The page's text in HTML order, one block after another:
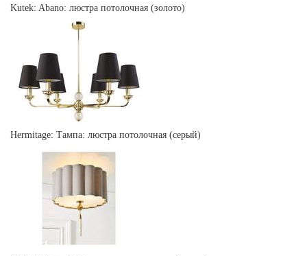
Kutek: Abano: люстра потолочная (золото)
Hermitage: Тампа: люстра потолочная (серый)